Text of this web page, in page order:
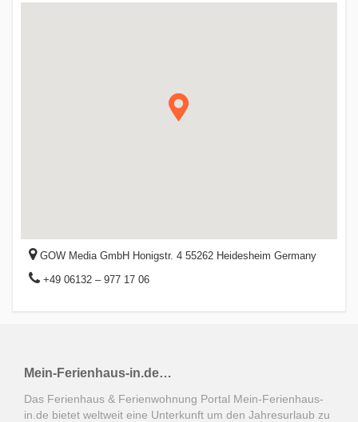
GOW Media GmbH Honigstr. 4 55262 Heidesheim Germany
+49 06132 – 977 17 06
Mein-Ferienhaus-in.de…
Das Ferienhaus & Ferienwohnung Portal Mein-Ferienhaus-
in.de bietet weltweit eine Unterkunft um den Jahresurlaub zu